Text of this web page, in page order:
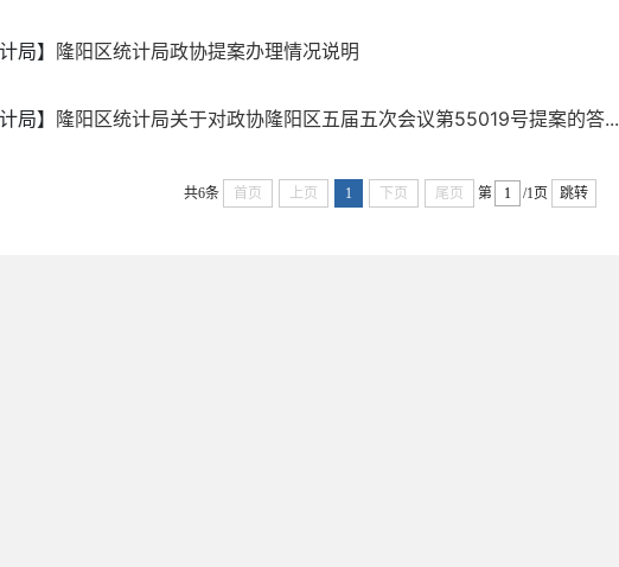
局】 隆阳区统计局政协提案办理情况说明
局】 隆阳区统计局关于对政协隆阳区五届五次会议第55019号提案的答...
共6条 首页 上页 1 下页 尾页 第 /1页 跳转